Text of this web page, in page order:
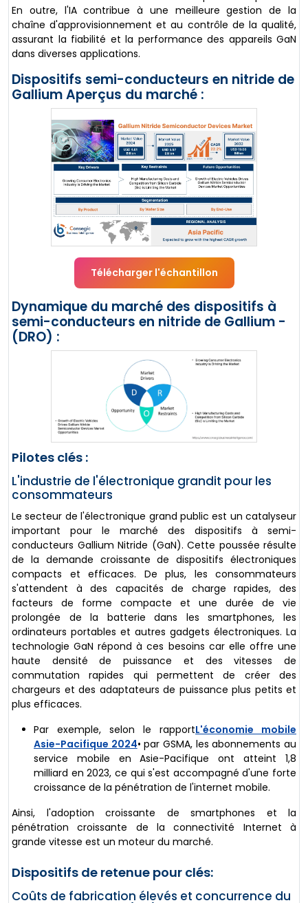
En outre, l'IA contribue à une meilleure gestion de la
chaîne d'approvisionnement et au contrôle de la qualité,
assurant la fiabilité et la performance des appareils GaN
dans diverses applications.
Dispositifs semi-conducteurs en nitride de
Gallium Aperçus du marché :
Télécharger l'échantillon
Dynamique du marché des dispositifs à
semi-conducteurs en nitride de Gallium -
(DRO) :
Pilotes clés :
L'industrie de l'électronique grandit pour les
consommateurs
Le secteur de l'électronique grand public est un catalyseur
important pour le marché des dispositifs à semi-
conducteurs Gallium Nitride (GaN). Cette poussée résulte
de la demande croissante de dispositifs électroniques
compacts et efficaces. De plus, les consommateurs
s'attendent à des capacités de charge rapides, des
facteurs de forme compacte et une durée de vie
prolongée de la batterie dans les smartphones, les
ordinateurs portables et autres gadgets électroniques. La
technologie GaN répond à ces besoins car elle offre une
haute densité de puissance et des vitesses de
commutation rapides qui permettent de créer des
chargeurs et des adaptateurs de puissance plus petits et
plus efficaces.
Par exemple, selon le rapportL'économie mobile
Asie-Pacifique 2024• par GSMA, les abonnements au
service mobile en Asie-Pacifique ont atteint 1,8
milliard en 2023, ce qui s'est accompagné d'une forte
croissance de la pénétration de l'internet mobile.
Ainsi, l'adoption croissante de smartphones et la
pénétration croissante de la connectivité Internet à
grande vitesse est un moteur du marché.
Dispositifs de retenue pour clés:
Coûts de fabrication élevés et concurrence du